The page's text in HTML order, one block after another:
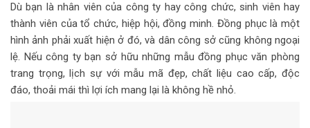
Dù bạn là nhân viên của công ty hay công chức, sinh viên hay
thành viên của tổ chức, hiệp hội, đồng minh. Đồng phục là một
hình ảnh phải xuất hiện ở đó, và dân công sở cũng không ngoại
lệ. Nếu công ty bạn sở hữu những mẫu đồng phục văn phòng
trang trọng, lịch sự với mẫu mã đẹp, chất liệu cao cấp, độc
đáo, thoải mái thì lợi ích mang lại là không hề nhỏ.